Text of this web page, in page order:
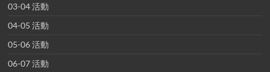
03-04 活動
04-05 活動
05-06 活動
06-07 活動